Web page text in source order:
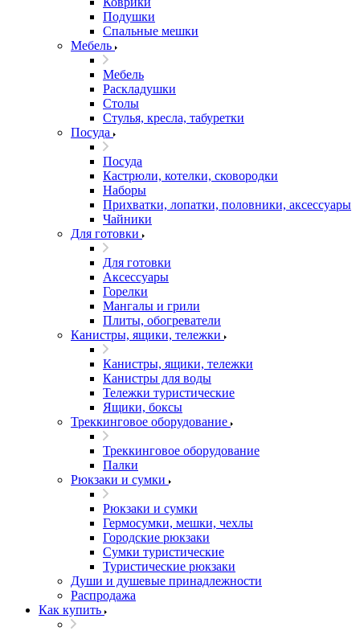
Подушки
Спальные мешки
Мебель
Мебель
Раскладушки
Столы
Стулья, кресла, табуретки
Посуда
Посуда
Кастрюли, котелки, сковородки
Наборы
Прихватки, лопатки, половники, аксессуары
Чайники
Для готовки
Для готовки
Аксессуары
Горелки
Мангалы и грили
Плиты, обогреватели
Канистры, ящики, тележки
Канистры, ящики, тележки
Канистры для воды
Тележки туристические
Ящики, боксы
Треккинговое оборудование
Треккинговое оборудование
Палки
Рюкзаки и сумки
Рюкзаки и сумки
Гермосумки, мешки, чехлы
Городские рюкзаки
Сумки туристические
Туристические рюкзаки
Души и душевые принадлежности
Распродажа
Как купить